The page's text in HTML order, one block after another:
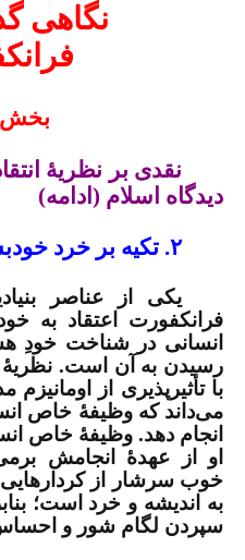
نگاهی
بخش
نقدی بر نظریۀ
دیدگاه اسلام (ادامه)
۲. تکیه بر خرد خودبسنده
یکی از عناصر
فرانکفورت اعتقاد به
انسانی در شناخت خودِ
رسیدن به آن است. نظریۀ
با تأثیرپذیری از
می‌داند که وظیفۀ خاص
انجام دهد. وظیفۀ خاص
او از عهدۀ انجامش
خوب سرشار از
به اندیشه و خرد است؛
سپردن لگام شور و